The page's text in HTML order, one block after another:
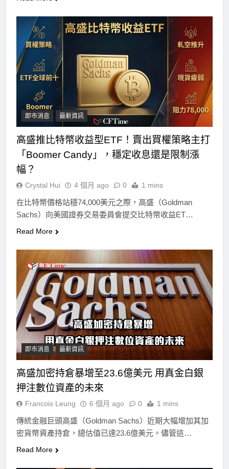
即市消息 最新資訊
高盛推比特幣收益型ETF！賣出買權策略主打
「Boomer Candy」，穩定收息還是限制漲
幅？
Crystal Hui 4 個月 ago 0 1 mins
在比特幣價格站穩74,000美元之際，高盛（Goldman
Sachs）向美國證券交易委員會提交比特幣收益ET…
Read More
即市消息 最新資訊
高盛加密持倉暴增至23.6億美元 用真金白銀
押注數位資產的未來
Francois Leung 6 個月 ago 0 1 mins
傳統金融巨頭高盛（Goldman Sachs）近期大幅增加其加
密貨幣資產持倉，總估值已達23.6億美元。儘管這…
Read More